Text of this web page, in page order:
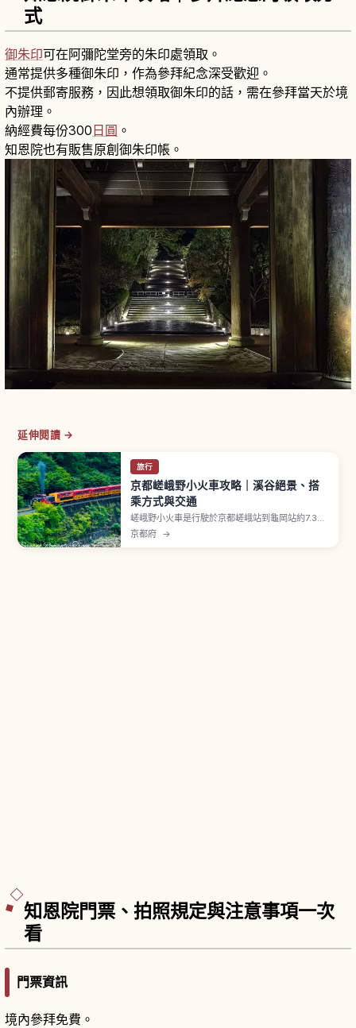
式
御朱印可在阿彌陀堂旁的朱印處領取。
通常提供多種御朱印，作為參拜紀念深受歡迎。
不提供郵寄服務，因此想領取御朱印的話，需在參拜當天於境
內辦理。
納經費每份300日圓 。
知恩院也有販售原創御朱印帳。
延伸閱讀 →
旅行
京都嵯峨野小火車攻略｜溪谷絕景、搭
乘方式與交通
嵯峨野小火車是行駛於京都嵯峨站到龜岡站約7.3公
里、保津川沿岸的觀光列車，路線是1991年 JR 山
京都府 →
知恩院門票、拍照規定與注意事項一次
看
門票資訊
境內參拜免費。